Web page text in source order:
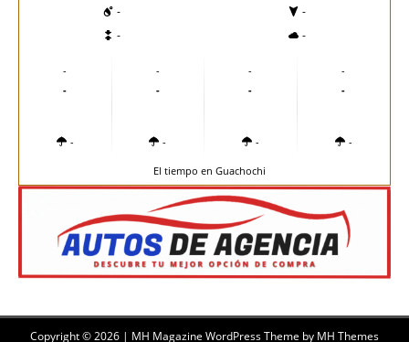
-
-
-
-
-
-
-
-
-
-
-
-
-
-
-
-
El tiempo en Guachochi
Copyright © 2026 | MH Magazine WordPress Theme by MH Themes